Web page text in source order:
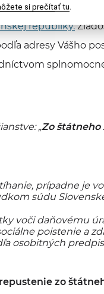
rakúskeho
republiky.
adresy Vášho
„Zo štátneho
prípadne je
súdu
voči daňovému
poistenie a
osobitných
zo
si prečítať tu.